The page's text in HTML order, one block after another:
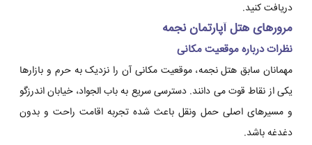
دریافت کنید.
مرورهای هتل آپارتمان نجمه
نظرات درباره موقعیت مکانی
مهمانان سابق هتل نجمه، موقعیت مکانی آن را نزدیک به حرم و بازارها
یکی از نقاط قوت می دانند. دسترسی سریع به باب الجواد، خیابان اندرزگو
و مسیرهای اصلی حمل ونقل باعث شده تجربه اقامت راحت و بدون
دغدغه باشد.